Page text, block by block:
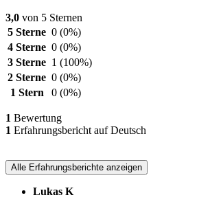
3,0 von 5 Sternen
5 Sterne 0 (0%)
4 Sterne 0 (0%)
3 Sterne 1 (100%)
2 Sterne 0 (0%)
1 Stern
0 (0%)
1 Bewertung
1 Erfahrungsbericht auf Deutsch
Alle Erfahrungsberichte anzeigen
Lukas K